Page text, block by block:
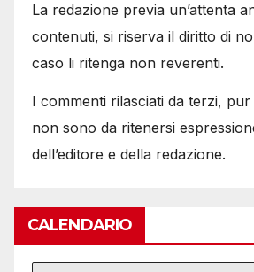
La redazione previa un’attenta
contenuti, si riserva il diritto di
caso li ritenga non reverenti.
I commenti rilasciati da terzi,
non sono da ritenersi
dell’editore e della redazione.
CALENDARIO